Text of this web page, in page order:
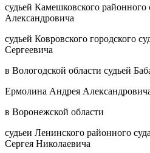
судьей Камешковского
Александровича
судьей Ковровского городского
Сергеевича
в Вологодской области судьей
Ермолина Андрея
в Воронежской области
судьеи Ленинского районного
Сергея Николаевича